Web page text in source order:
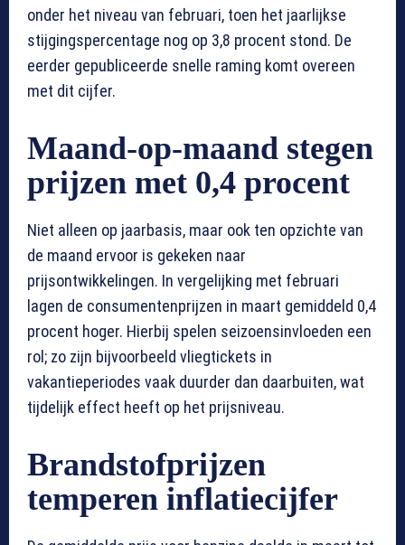
onder het niveau van februari, toen het jaarlijkse
stijgingspercentage nog op 3,8 procent stond. De
eerder gepubliceerde snelle raming komt overeen
met dit cijfer.
Maand-op-maand stegen
prijzen met 0,4 procent
Niet alleen op jaarbasis, maar ook ten opzichte van
de maand ervoor is gekeken naar
prijsontwikkelingen. In vergelijking met februari
lagen de consumentenprijzen in maart gemiddeld 0,4
procent hoger. Hierbij spelen seizoensinvloeden een
rol; zo zijn bijvoorbeeld vliegtickets in
vakantieperiodes vaak duurder dan daarbuiten, wat
tijdelijk effect heeft op het prijsniveau.
Brandstofprijzen
temperen inflatiecijfer